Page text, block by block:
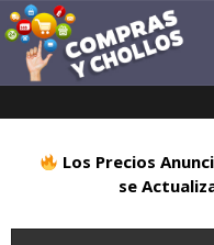
Los Precios
se